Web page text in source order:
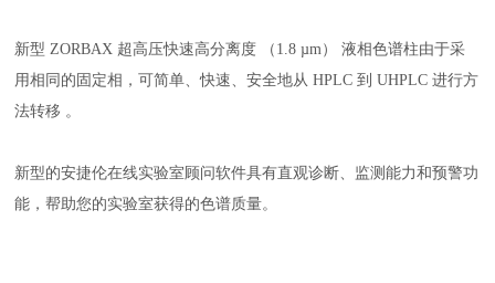
新型 ZORBAX 超高压快速高分离度 （1.8 µm） 液相色谱柱由于采
用相同的固定相，可简单、快速、安全地从 HPLC 到 UHPLC 进行方
法转移 。
新型的安捷伦在线实验室顾问软件具有直观诊断、监测能力和预警功
能，帮助您的实验室获得的色谱质量。